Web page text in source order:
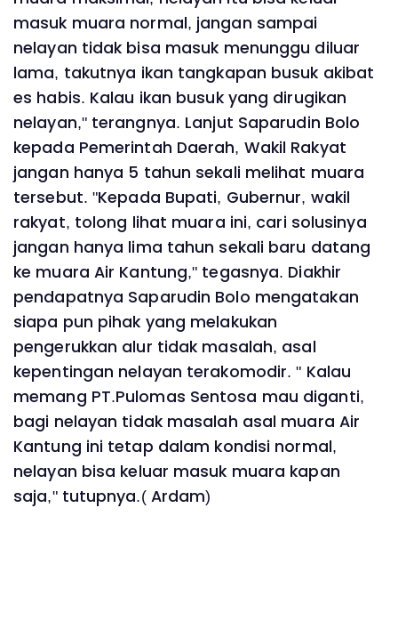
masuk muara normal, jangan sampai
nelayan tidak bisa masuk menunggu diluar
lama, takutnya ikan tangkapan busuk akibat
es habis. Kalau ikan busuk yang dirugikan
nelayan," terangnya. Lanjut Saparudin Bolo
kepada Pemerintah Daerah, Wakil Rakyat
jangan hanya 5 tahun sekali melihat muara
tersebut. "Kepada Bupati, Gubernur, wakil
rakyat, tolong lihat muara ini, cari solusinya
jangan hanya lima tahun sekali baru datang
ke muara Air Kantung," tegasnya. Diakhir
pendapatnya Saparudin Bolo mengatakan
siapa pun pihak yang melakukan
pengerukkan alur tidak masalah, asal
kepentingan nelayan terakomodir. " Kalau
memang PT.Pulomas Sentosa mau diganti,
bagi nelayan tidak masalah asal muara Air
Kantung ini tetap dalam kondisi normal,
nelayan bisa keluar masuk muara kapan
saja," tutupnya.( Ardam)